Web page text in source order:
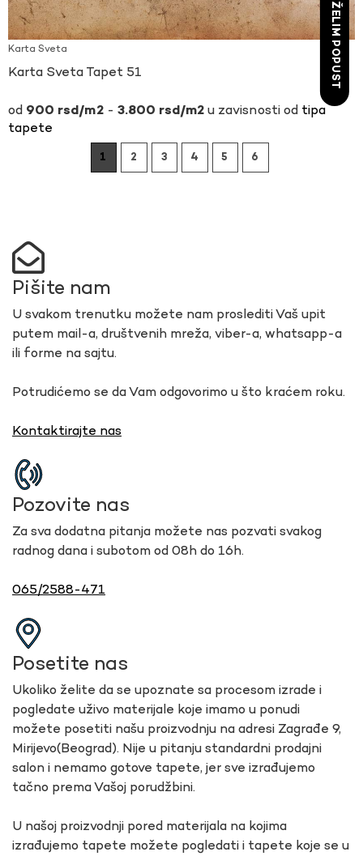
Karta Sveta
Karta Sveta Tapet 51
900 rsd - 3.800 rsd u zavisnosti od tipa
tapete
1 2 3 4 5 6
Pišite nam
U svakom trenutku možete nam proslediti Vaš upit
putem mail-a, društvenih mreža, viber-a, whatsapp-a
ili forme na sajtu.
Potrudićemo se da Vam odgovorimo u što kraćem roku.
Kontaktirajte nas
Pozovite nas
Za sva dodatna pitanja možete nas pozvati svakog
radnog dana i subotom od 08h do 16h.
065/2588-471
Posetite nas
Ukoliko želite da se upoznate sa procesom izrade i
pogledate uživo materijale koje imamo u ponudi
možete posetiti našu proizvodnju na adresi Zagrađe 9,
Mirijevo(Beograd). Nije u pitanju standardni prodajni
salon i nemamo gotove tapete, jer sve izrađujemo
tačno prema Vašoj porudžbini.
U našoj proizvodnji pored materijala na kojima
izrađujemo tapete možete pogledati i tapete koje se u
ŽELIM POPUST